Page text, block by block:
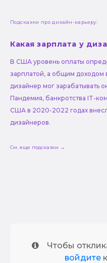
Подсказки про дизайн-карьеру:
Какая зарплата у
В США уровень оплаты
зарплатой, а общим
дизайнер мог зарабатывать
Пандемия, банкротства IT-
США в 2020-2022 годах
дизайнеров.
См. еще подсказки →
Чтобы
войдите